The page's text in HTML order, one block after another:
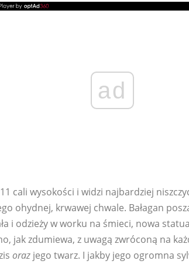
ad
cali wysokości i widzi najbardziej
ohydnej, krwawej chwale. Bałagan
i odzieży w worku na śmieci, nowa
jak zdumiewa, z uwagą zwróconą na
oraz jego twarz. I jakby jego ogromna